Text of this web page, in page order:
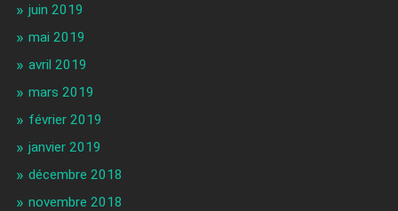
juin 2019
mai 2019
avril 2019
mars 2019
février 2019
janvier 2019
décembre 2018
novembre 2018